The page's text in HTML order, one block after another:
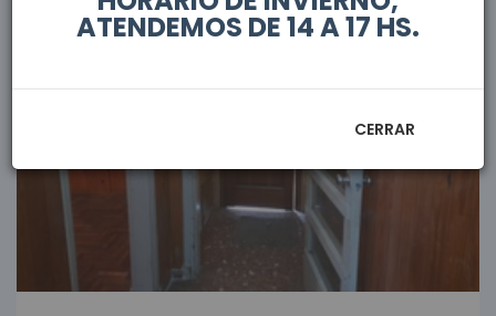
En alquiler
ATENDEMOS DE 14 A 17 HS.
CERRAR